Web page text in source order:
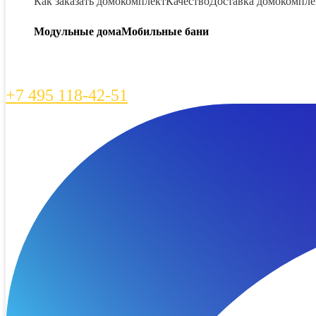
Модульные домаМобильные бани
+7 495 118-42-51